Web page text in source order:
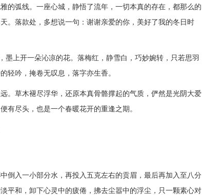
的弧线。一座心城，静悟了流年，一切本真的存在，都那么的
。落款处，多想说一句：谢谢亲爱的你，美好了我的冬日时
墨上开一朵沁凉的花。落梅红，静雪白，巧妙婉转，只若思羽
轻吟，掩卷无叹息，落字亦生香。
。草木褪尽浮华，还原本真骨骼撑起的气质，俨然是光阴大爱
有尽头，也是一个春暖花开的重逢之期。
倒入一小部分水，再投入五克左右的贡眉，最后再加入至八分
平和，卸下心灵中的疲倦，拂去尘嚣中的浮尘，只一颗素心对